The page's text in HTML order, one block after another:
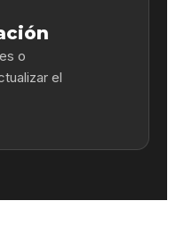
o
el